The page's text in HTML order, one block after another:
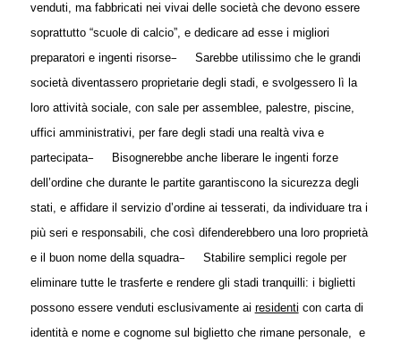
venduti, ma fabbricati nei vivai delle società che devono essere
soprattutto “scuole di calcio”, e dedicare ad esse i migliori
preparatori e ingenti risorse–
Sarebbe utilissimo che le grandi
società diventassero proprietarie degli stadi, e svolgessero lì la
loro attività sociale, con sale per assemblee, palestre, piscine,
uffici amministrativi, per fare degli stadi una realtà viva e
partecipata–
Bisognerebbe anche liberare le ingenti forze
dell’ordine che durante le partite garantiscono la sicurezza degli
stati, e affidare il servizio d’ordine ai tesserati, da individuare tra i
più seri e responsabili, che così difenderebbero una loro proprietà
e il buon nome della squadra–
Stabilire semplici regole per
eliminare tutte le trasferte e rendere gli stadi tranquilli: i biglietti
possono essere venduti esclusivamente ai residenti con carta di
identità e nome e cognome sul biglietto che rimane personale, e